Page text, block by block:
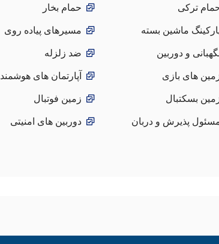
ترکی
حمام بخار
ماشین بسته
مسیرهای پیاده روی
و دوربین
ضد زلزله
های بازی
آپارتمان های هوشمند
بسکتبال
زمین فوتبال
پذیرش و دربان
دوربین های امنیتی